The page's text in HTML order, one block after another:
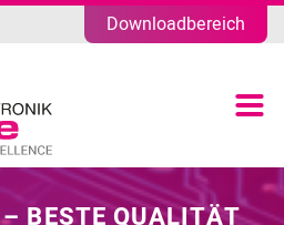
Downloadbereich
BESTE QUALITÄT
DE